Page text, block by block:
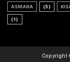
ASMARA (5)
(1)
Copyright